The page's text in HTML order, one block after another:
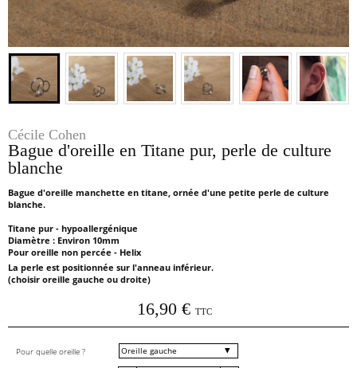
Cécile Cohen
Bague d'oreille en Titane pur, perle de culture
blanche
Bague d'oreille manchette en titane, ornée d'une petite perle de culture
blanche.
Titane pur - hypoallergénique
Diamètre : Environ 10mm
Pour oreille non percée - Helix
La perle est positionnée sur l'anneau inférieur.
(choisir oreille gauche ou droite)
16,90 € TTC
Pour quelle oreille ?